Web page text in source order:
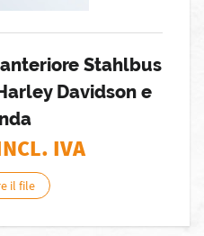
Stahlbus
Davidson e
IVA
il file